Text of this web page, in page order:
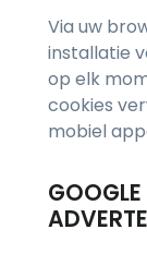
Via uw
installatie
op elk
cookies
mobiel